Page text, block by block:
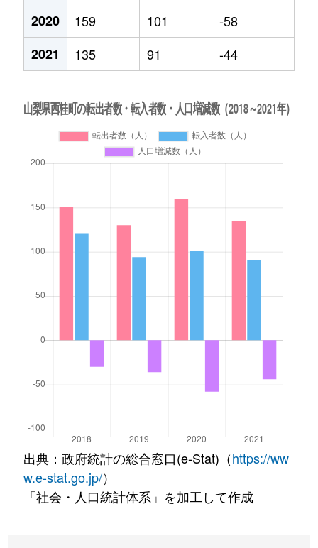
2020
159 101
-58
2021
135 91 -44
出典：政府統計の総合窓口(e-Stat)（https://ww
w.e-stat.go.jp/）
「社会・人口統計体系」を加工して作成